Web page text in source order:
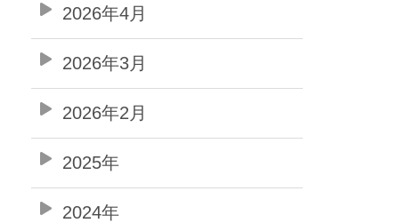
2026年4月
2026年3月
2026年2月
2025年
2024年